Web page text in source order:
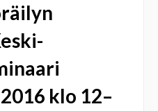
klo 12–